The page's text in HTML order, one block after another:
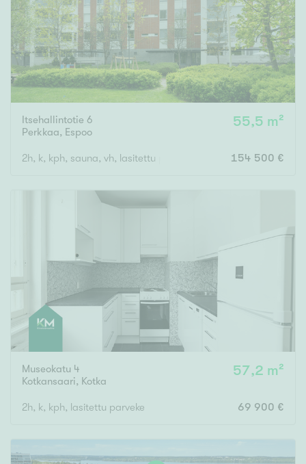
Itsehallintotie 6
Perkkaa, Espoo
55,5 m²
2h, k, kph, sauna, vh, lasitettu parveke 154 500 €
Museokatu 4
Kotkansaari, Kotka
57,2 m²
2h, k, kph, lasitettu parveke 69 900 €